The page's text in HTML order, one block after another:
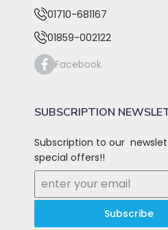
01710-681167
01859-002122
Facebook
SUBSCRIPTION
Subscription to our
special offers!!
Subscribe